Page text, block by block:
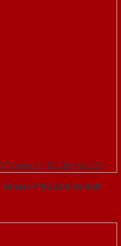
P1R2 Căm Xe-SGD